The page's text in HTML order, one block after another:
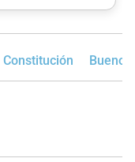
Constitución